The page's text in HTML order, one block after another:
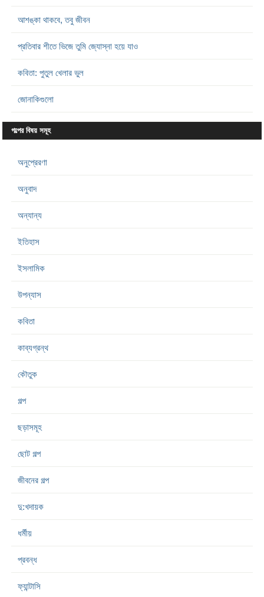
আশঙ্কা থাকবে, তবু জীবন
প্রতিবার শীতে ভিজে তুমি জ্যোস্না হয়ে যাও
কবিতা: পুতুল খেলার ভুল
জোনাকিগুলো
গল্পের বিষয় সমূহ
অনুপ্রেরণা
অনুবাদ
অন্যান্য
ইতিহাস
ইসলামিক
উপন্যাস
কবিতা
কাব্যগ্রন্থ
কৌতুক
গল্প
ছড়াসমূহ
ছোট গল্প
জীবনের গল্প
দু:খদায়ক
ধর্মীয়
প্রবন্ধ
ফ্যান্টাসি